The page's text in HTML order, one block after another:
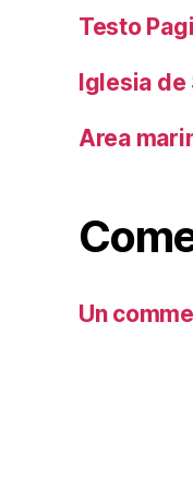
Testo
Iglesia
Area
Un